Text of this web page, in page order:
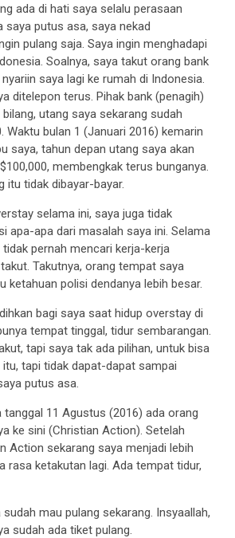
ada di hati saya selalu perasaan
saya putus asa, saya nekad
pulang saja. Saya ingin menghadapi
Soalnya, saya takut orang bank
saya lagi ke rumah di Indonesia.
ditelepon terus. Pihak bank (penagih)
utang saya sekarang sudah
Waktu bulan 1 (Januari 2016) kemarin
saya, tahun depan utang saya akan
membengkak terus bunganya.
itu tidak dibayar-bayar.
selama ini, saya juga tidak
apa-apa dari masalah saya ini. Selama
pernah mencari kerja-kerja
Takutnya, orang tempat saya
ketahuan polisi dendanya lebih besar.
bagi saya saat hidup overstay di
tempat tinggal, tidur sembarangan.
tapi saya tak ada pilihan, untuk bisa
tapi tidak dapat-dapat sampai
putus asa.
tanggal 11 Agustus (2016) ada orang
ke sini (Christian Action). Setelah
Action sekarang saya menjadi lebih
rasa ketakutan lagi. Ada tempat tidur,
mau pulang sekarang. Insyaallah,
sudah ada tiket pulang.